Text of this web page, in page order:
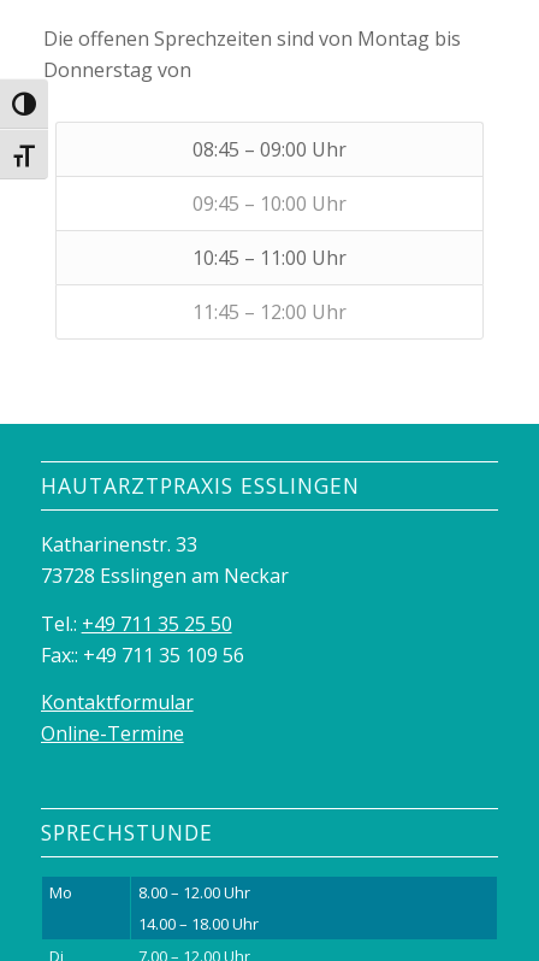
Umschalten auf hohe Kontraste
Schrift vergrößern
Die offenen Sprechzeiten sind von Montag bis
Donnerstag von
08:45 – 09:00 Uhr
09:45 – 10:00 Uhr
10:45 – 11:00 Uhr
11:45 – 12:00 Uhr
HAUTARZTPRAXIS ESSLINGEN
Katharinenstr. 33
73728 Esslingen am Neckar
Tel.: +49 711 35 25 50
Fax:: +49 711 35 109 56
Kontaktformular
Online-Termine
SPRECHSTUNDE
Mo
8.00 – 12.00 Uhr
14.00 – 18.00 Uhr
Di
7.00 – 12.00 Uhr